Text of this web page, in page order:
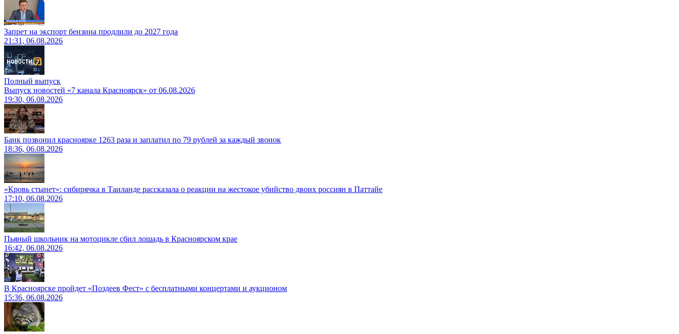
Запрет на экспорт бензина продлили до 2027 года
21:31, 06.08.2026
Полный выпуск
Выпуск новостей «7 канала Красноярск» от 06.08.2026
19:30, 06.08.2026
Банк позвонил красноярке 1263 раза и заплатил по 79 рублей за каждый звонок
18:36, 06.08.2026
«Кровь стынет»: сибирячка в Таиланде рассказала о реакции на жестокое убийство двоих россиян в Паттайе
17:10, 06.08.2026
Пьяный школьник на мотоцикле сбил лошадь в Красноярском крае
16:42, 06.08.2026
В Красноярске пройдет «Поздеев Фест» с бесплатными концертами и аукционом
15:36, 06.08.2026